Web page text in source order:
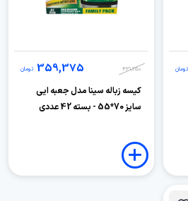
تومان 431,250
359,375 تومان
کیسه زباله سینا مدل جعبه ایی
سایز 70*55 - بسته 42 عددی